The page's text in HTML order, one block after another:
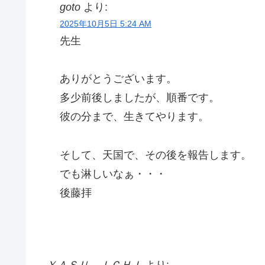
goto より:
2025年10月5日 5:24 AM
先生
ありがとうございます。
多少前後しましたが、順番です。
彼の分まで、生きてやります。
そして、天国で、その後を報告します。
でも淋しいなぁ・・・
後藤拝